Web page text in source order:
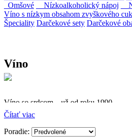
Omšové
Nízkoalkoholický nápoj
Víno s nízkym obsahom zvyškového
Špeciality Darčekové sety Darčekové
Víno
Víno so srdcom – už od roku 1990
Firma Ostrožovič je najstaršou
slovenskom Tokaji.
Čítať viac
Poradie: